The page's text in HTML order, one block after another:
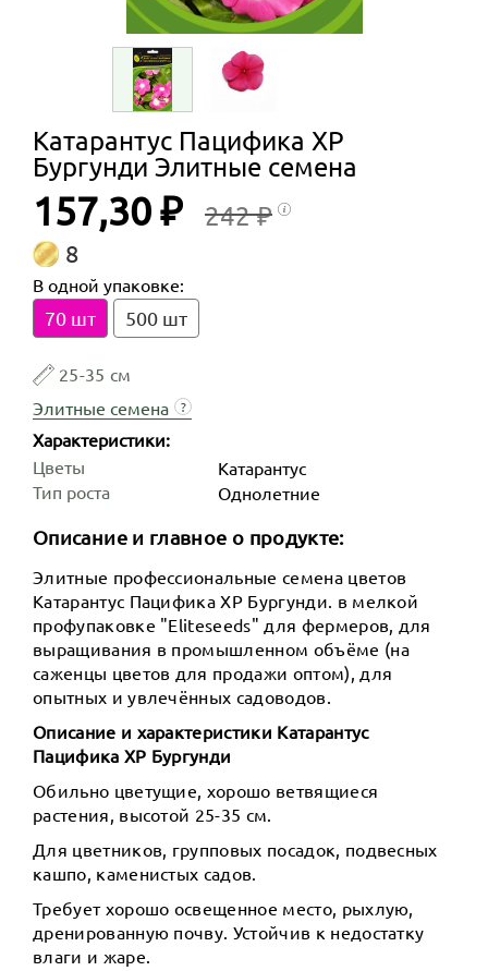
Катарантус Пацифика ХР
Бургунди Элитные семена
157,30 ₽ 242 ₽
8
В одной упаковке:
70 шт 500 шт
25-35 см
Элитные семена
?
Характеристики:
Цветы
Катарантус
Тип роста
Однолетние
Описание и главное о продукте:
Элитные профессиональные семена цветов
Катарантус Пацифика ХР Бургунди. в мелкой
профупаковке "Eliteseeds" для фермеров, для
выращивания в промышленном объёме (на
саженцы цветов для продажи оптом), для
опытных и увлечённых садоводов.
Описание и характеристики Катарантус
Пацифика ХР Бургунди
Обильно цветущие, хорошо ветвящиеся
растения, высотой 25-35 см.
Для цветников, групповых посадок, подвесных
кашпо, каменистых садов.
Требует хорошо освещенное место, рыхлую,
дренированную почву. Устойчив к недостатку
влаги и жаре.